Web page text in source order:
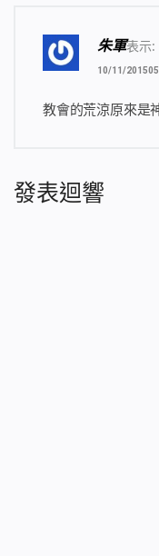
當國度福音在
的工作全都收回，
中間，作在那些神
預言：「日子將到
因無餅，乾渴非因
朱軍表示:
10/11/
教會的荒涼原來是
發表迴響